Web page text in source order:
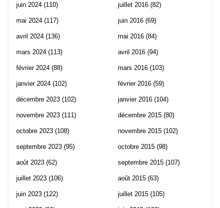
juin 2024 (110)
mai 2024 (117)
avril 2024 (136)
mars 2024 (113)
février 2024 (88)
janvier 2024 (102)
décembre 2023 (102)
novembre 2023 (111)
octobre 2023 (108)
septembre 2023 (95)
août 2023 (62)
juillet 2023 (106)
juin 2023 (122)
juillet 2016 (82)
juin 2016 (69)
mai 2016 (84)
avril 2016 (94)
mars 2016 (103)
février 2016 (59)
janvier 2016 (104)
décembre 2015 (80)
novembre 2015 (102)
octobre 2015 (98)
septembre 2015 (107)
août 2015 (63)
juillet 2015 (105)